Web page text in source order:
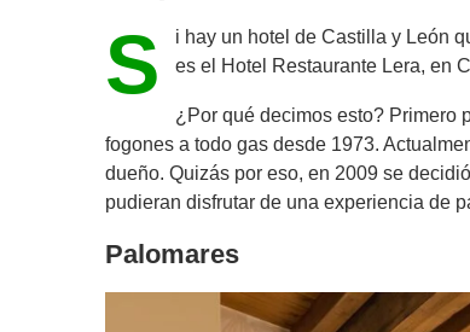
S
i hay un hotel de Castilla y León
es el Hotel Restaurante Lera, en
¿Por qué decimos esto? Primero
fogones a todo gas desde 1973.
dueño. Quizás por eso, en 2009 se
pudieran disfrutar de una experiencia de
Palomares